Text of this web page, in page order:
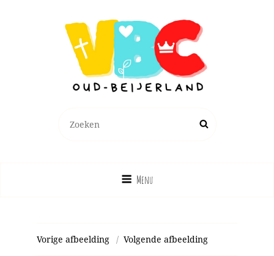
naar:
Zoek
Menu
Vorige afbeelding Volgende afbeelding